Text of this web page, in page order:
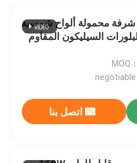
شرفة محمولة ألواح شمسية
السيليكون المقاوم
MOQ
اتصل بنا